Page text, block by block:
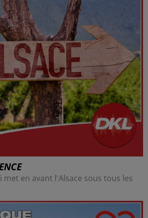
en avant l'Alsace sous tous les